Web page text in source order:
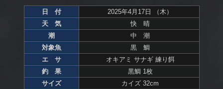
日 付
2025年4月17日 （木）
天 気
快 晴
潮
中 潮
対象魚
黒 鯛
エ サ
オキアミ サナギ 練り餌
釣 果
黒鯛 1枚
サイズ
カイズ 32cm